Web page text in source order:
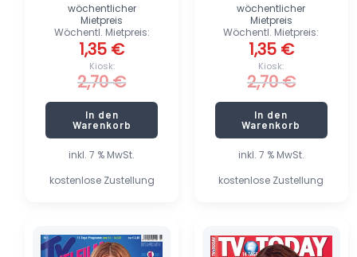
inkl. 7 % MwSt.
kostenlose Zustellung
Kiosk:
2,70€
Wöchentl. Mietpreis:
1,35 €
wöchentlicher
Mietpreis
In den
Warenkorb
inkl. 7 % MwSt.
kostenlose Zustellung
Kiosk:
2,70€
Wöchentl. Mietpreis:
1,35 €
wöchentlicher
Mietpreis
In den
Warenkorb
Preis
Preis
Preis
Preis